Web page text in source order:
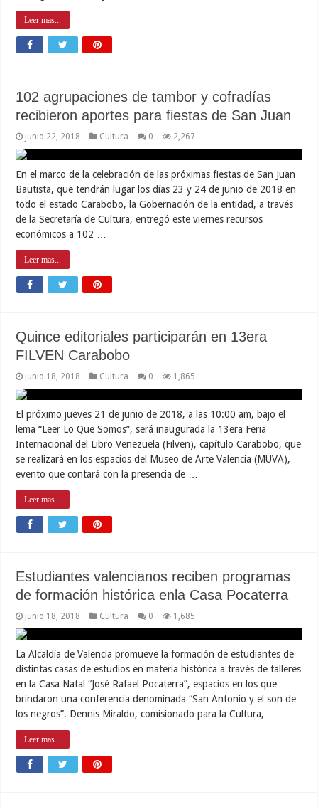
Leer mas...
102 agrupaciones de tambor y cofradías
recibieron aportes para fiestas de San Juan
junio 22, 2018 Cultura 0 2,267
En el marco de la celebración de las próximas fiestas de San Juan
Bautista, que tendrán lugar los días 23 y 24 de junio de 2018 en
todo el estado Carabobo, la Gobernación de la entidad, a través
de la Secretaría de Cultura, entregó este viernes recursos
económicos a 102 …
Leer mas...
Quince editoriales participarán en 13era
FILVEN Carabobo
junio 18, 2018 Cultura 0 1,865
El próximo jueves 21 de junio de 2018, a las 10:00 am, bajo el
lema “Leer Lo Que Somos”, será inaugurada la 13era Feria
Internacional del Libro Venezuela (Filven), capítulo Carabobo, que
se realizará en los espacios del Museo de Arte Valencia (MUVA),
evento que contará con la presencia de …
Leer mas...
Estudiantes valencianos reciben programas
de formación histórica enla Casa Pocaterra
junio 18, 2018 Cultura 0 1,685
La Alcaldía de Valencia promueve la formación de estudiantes de
distintas casas de estudios en materia histórica a través de talleres
en la Casa Natal “José Rafael Pocaterra”, espacios en los que
brindaron una conferencia denominada “San Antonio y el son de
los negros”. Dennis Miraldo, comisionado para la Cultura, …
Leer mas...